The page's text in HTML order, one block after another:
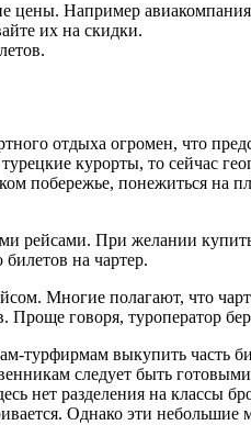
цены. Например
их на скидки.
отдыха огромен, что
курорты, то сейчас
побережье, понежиться на
рейсами. При желании
на чартер.
Многие полагают, что
говоря, туроператор
турфирмам выкупить часть
следует быть
нет разделения на классы
Однако эти